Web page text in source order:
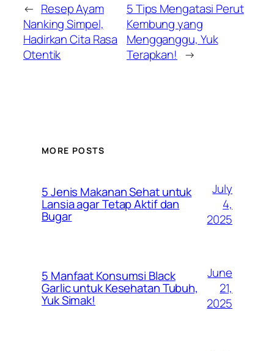
← Resep Ayam
Nanking Simpel,
Hadirkan Cita Rasa
Otentik
5 Tips Mengatasi Perut
Kembung yang
Mengganggu, Yuk
Terapkan! →
MORE POSTS
5 Jenis Makanan Sehat untuk
Lansia agar Tetap Aktif dan
Bugar
July
4,
2025
5 Manfaat Konsumsi Black
Garlic untuk Kesehatan Tubuh,
Yuk Simak!
June
21,
2025